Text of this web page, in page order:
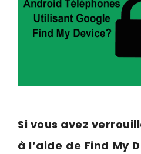
Si vous avez
à l’aide de Find My